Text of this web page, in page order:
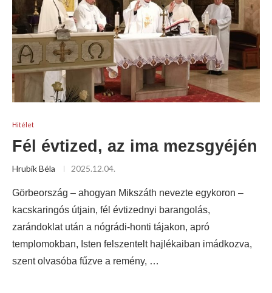
Hitélet
Fél évtized, az ima mezsgyéjén
Hrubík Béla 2025.12.04.
Görbeország – ahogyan Mikszáth nevezte egykoron –
kacskaringós útjain, fél évtizednyi barangolás,
zarándoklat után a nógrádi-honti tájakon, apró
templomokban, Isten felszentelt hajlékaiban imádkozva,
szent olvasóba fűzve a remény, …